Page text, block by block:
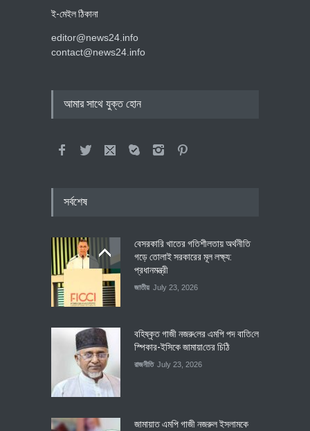
ই-মেইল ঠিকানা
editor@news24.info
contact@news24.info
আমার সাথে যুক্ত হোন
সর্বশেষ
বেসরকারি খাতের গতিশীলতায় অর্থনীতি
গড়ে তোলাই সরকারের মূল লক্ষ্য:
প্রধানমন্ত্রী
জাতীয় July 23, 2026
বহিষ্কৃত গাজী নজরু‌লের এম‌পি পদ বা‌তি‌লে
স্পিকার-ইসিকে জামায়া‌তের চি‌ঠি
রাজনীতি July 23, 2026
জামায়াত এমপি গাজী নজরুল ইসলামকে